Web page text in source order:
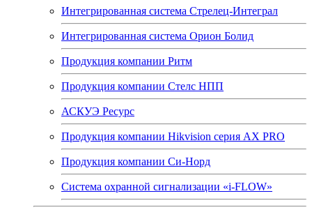
Интегрированная система Стрелец-Интеграл
Интегрированная система Орион Болид
Продукция компании Ритм
Продукция компании Стелс НПП
АСКУЭ Ресурс
Продукция компании Hikvision серия AX PRO
Продукция компании Си-Норд
Система охранной сигнализации «i-FLOW»